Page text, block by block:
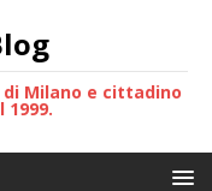
Milano e cittadino
1999.